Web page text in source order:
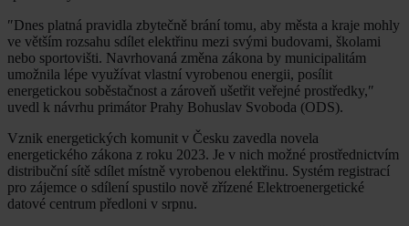
″Dnes platná pravidla zbytečně brání tomu, aby města a kraje mohly
ve větším rozsahu sdílet elektřinu mezi svými budovami, školami
nebo sportovišti. Navrhovaná změna zákona by municipalitám
umožnila lépe využívat vlastní vyrobenou energii, posílit
energetickou soběstačnost a zároveň ušetřit veřejné prostředky,″
uvedl k návrhu primátor Prahy Bohuslav Svoboda (ODS).
Vznik energetických komunit v Česku zavedla novela
energetického zákona z roku 2023. Je v nich možné prostřednictvím
distribuční sítě sdílet místně vyrobenou elektřinu. Systém registrací
pro zájemce o sdílení spustilo nově zřízené Elektroenergetické
datové centrum předloni v srpnu.